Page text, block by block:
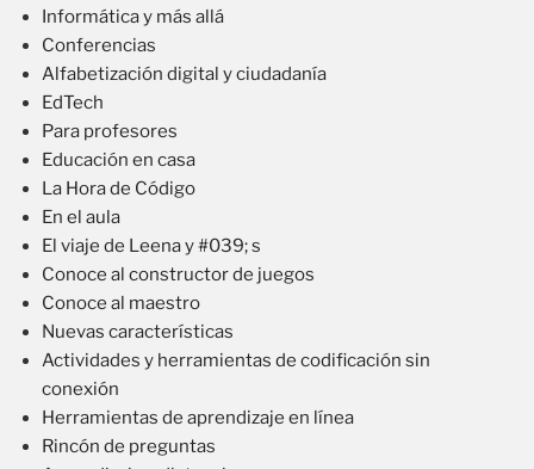
Informática y más allá
Conferencias
Alfabetización digital y ciudadanía
EdTech
Para profesores
Educación en casa
La Hora de Código
En el aula
El viaje de Leena y #039; s
Conoce al constructor de juegos
Conoce al maestro
Nuevas características
Actividades y herramientas de codificación sin
conexión
Herramientas de aprendizaje en línea
Rincón de preguntas